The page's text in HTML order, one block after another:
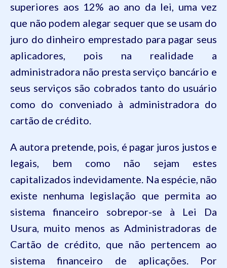
superiores aos 12% ao ano da lei, uma vez
que não podem alegar sequer que se usam do
juro do dinheiro emprestado para pagar seus
aplicadores, pois na realidade a
administradora não presta serviço bancário e
seus serviços são cobrados tanto do usuário
como do conveniado à administradora do
cartão de crédito.
A autora pretende, pois, é pagar juros justos e
legais, bem como não sejam estes
capitalizados indevidamente. Na espécie, não
existe nenhuma legislação que permita ao
sistema financeiro sobrepor-se à Lei Da
Usura, muito menos as Administradoras de
Cartão de crédito, que não pertencem ao
sistema financeiro de aplicações. Por